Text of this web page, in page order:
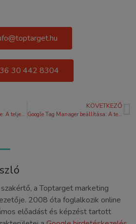
30 442 8304
Marketing stratégia készítése: A teljes útmutató a sikeres növekedéshez
KÖVETKEZŐ
Google Tag Manager beállítása: A teljes útmutató lépésről lépésre
a Toptarget marketing
2008 óta foglalkozik online
előadást és képzést tartott